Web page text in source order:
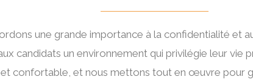
une grande importance à la confidentialité et
candidats un environnement qui privilégie leur vie
et confortable, et nous mettons tout en œuvre